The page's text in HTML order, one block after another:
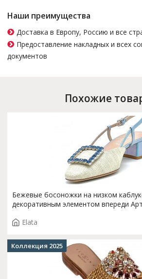
Наши преимущества
Доставка в Европу, Россию и все
Предоставление накладных и всех
документов
Похожие
Бежевые босоножки на низком
декоративным элементом впереди
Elata
Коллекция 2025